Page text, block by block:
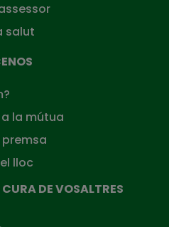
salut
la mútua
lloc
DE VOSALTRES